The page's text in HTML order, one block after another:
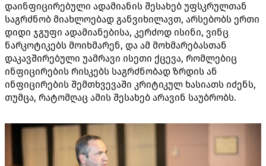
დაინფიცირებული ადამიანის შესახებ უფსკრულთან
საგრძნობ მიახლოებად განვიხილავთ, არსებობს ერთი
დიდი ჯგუფი ადამიანებისა, კერძოდ ისინი, ვინც
ნარკოტიკებს მოიხმარენ, და ამ მოხმარებასთან
დაკავშირებული უამრავი ისეთი ქცევა, რომლებიც
ინფიცირების რისკებს საგრძნობად ზრდის ან
ინფიცირების შემთხვევაში კრიტიკულ ხასიათს იძენს,
თუმცა, რატომღაც ამის შესახებ არავინ საუბრობს.